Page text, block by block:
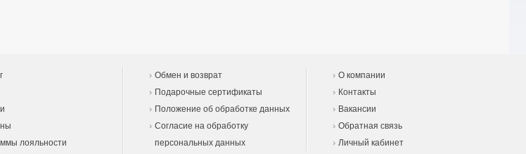
лояльности
Обмен и возврат
Подарочные сертификаты
Положение об обработке данных
Согласие на обработку
персональных данных
О компании
Контакты
Вакансии
Обратная связь
Личный кабинет